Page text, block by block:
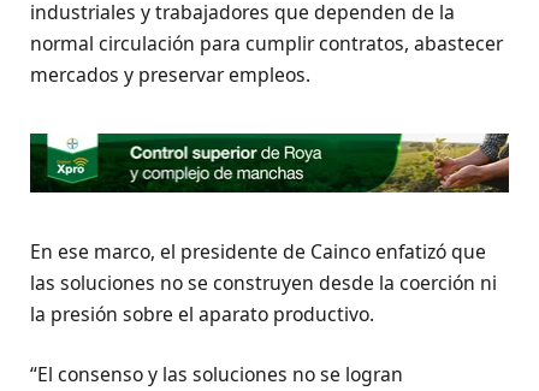
industriales y trabajadores que dependen de la
normal circulación para cumplir contratos, abastecer
mercados y preservar empleos.
En ese marco, el presidente de Cainco enfatizó que
las soluciones no se construyen desde la coerción ni
la presión sobre el aparato productivo.
“El consenso y las soluciones no se logran